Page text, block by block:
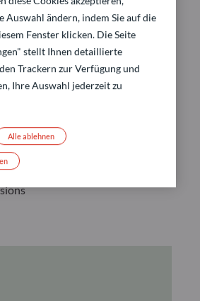
Auswahl ändern, indem Sie auf die
Fenster klicken. Die Seite
stellt Ihnen detaillierte
Trackern zur Verfügung und
Ihre Auswahl jederzeit zu
Alle ablehnen